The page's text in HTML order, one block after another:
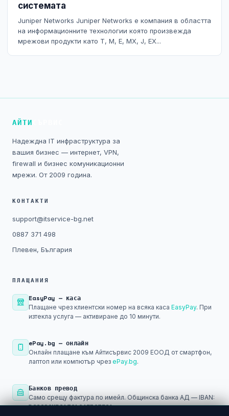
системата
Juniper Networks Juniper Networks е компания в областта
на информационните технологии която произвежда
мрежови продукти като T, M, E, MX, J, EX...
АЙТИ
Надеждна IT инфраструктура за
вашия бизнес — интернет, VPN,
firewall и бизнес комуникационни
мрежи. От 2009 година.
КОНТАКТИ
support@itservice-bg.net
0887 371 498
Плевен, България
ПЛАЩАНИЯ
EasyPay — каса
Плащане чрез клиентски номер на всяка каса EasyPay. При
изтекла услуга — активиране до 10 минути.
ePay.bg — онлайн
Онлайн плащане към Айтисървис 2009 ЕООД от смартфон,
лаптоп или компютър чрез ePay.bg.
Банков превод
Само срещу фактура по имейл. Общинска банка АД — IBAN:
BG29SOMB91301045793501